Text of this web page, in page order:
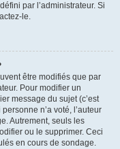
par l’administrateur. Si
le.
être modifiés que par
Pour modifier un
message du sujet (c’est
n’a voté, l’auteur
Autrement, seuls les
ou le supprimer. Ceci
en cours de sondage.